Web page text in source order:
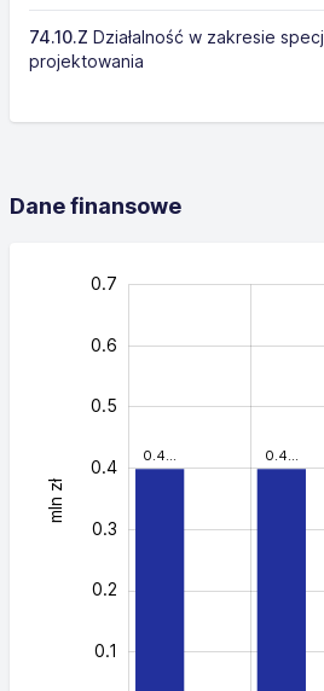
74.10.Z Działalność w zakresie
projektowania
Dane finansowe
0.4… 0.4…
mln zł
0.1
0.2
0.3
0.4
0.5
0.6
0.7